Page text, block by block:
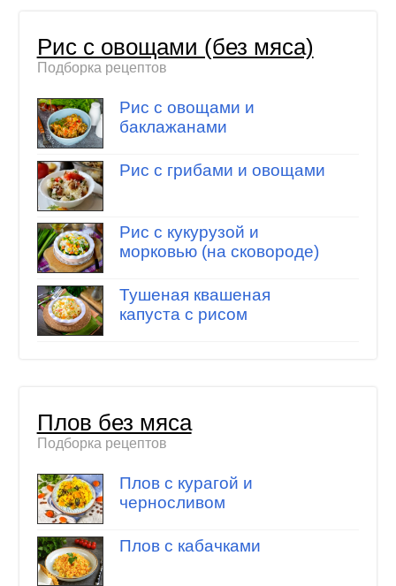
Рис с овощами (без мяса)
Подборка рецептов
Рис с овощами и
баклажанами
Рис с грибами и овощами
Рис с кукурузой и
морковью (на сковороде)
Тушеная квашеная
капуста с рисом
Плов без мяса
Подборка рецептов
Плов с курагой и
черносливом
Плов с кабачками